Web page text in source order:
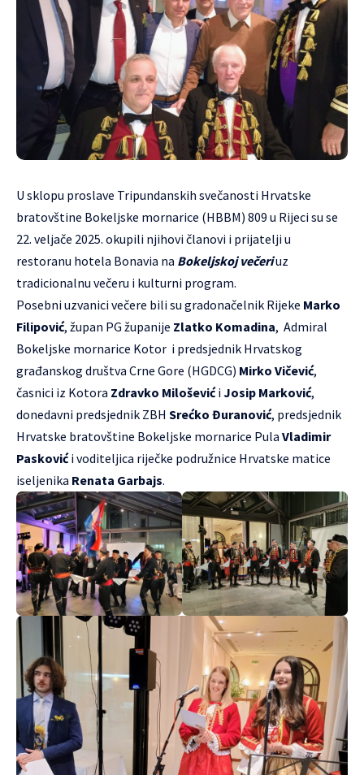
U sklopu proslave Tripundanskih svečanosti Hrvatske
bratovštine Bokeljske mornarice (HBBM) 809 u Rijeci su se
22. veljače 2025. okupili njihovi članovi i prijatelji u
restoranu hotela Bonavia na Bokeljskoj večeriuz
tradicionalnu večeru i kulturni program.
Posebni uzvanici večere bili su gradonačelnik Rijeke Marko
Filipović, župan PG županije Zlatko Komadina, Admiral
Bokeljske mornarice Kotor i predsjednik Hrvatskog
građanskog društva Crne Gore (HGDCG) Mirko Vičević,
časnici iz Kotora Zdravko MiloševićiJosip Marković,
donedavni predsjednik ZBH Srećko Đuranović, predsjednik
Hrvatske bratovštine Bokeljske mornarice Pula Vladimir
Paskovići voditeljica riječke podružnice Hrvatske matice
iseljenika Renata Garbajs.